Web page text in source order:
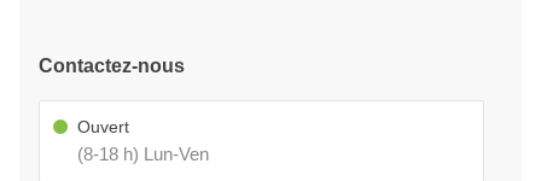
Contactez-nous
Ouvert
(8-18 h) Lun-Ven